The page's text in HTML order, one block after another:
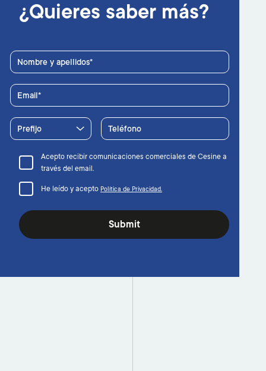
¿Quieres saber más?
Nombre y apellidos
Email
Prefijo Teléfono
Acepto recibir comunicaciones comerciales de Cesine a
través del email.
He leído y acepto Política de Privacidad.